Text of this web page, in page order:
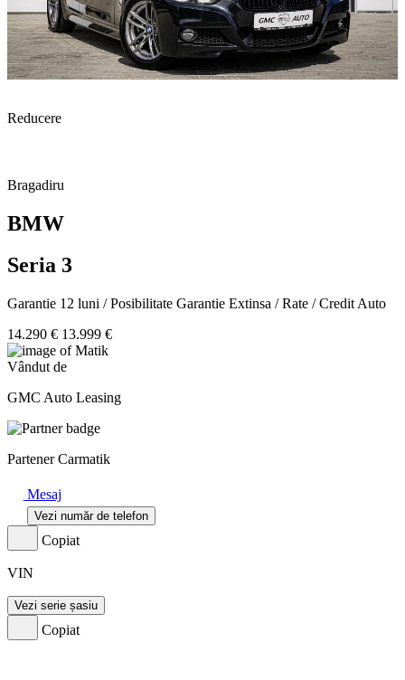
Reducere
Bragadiru
BMW
Seria 3
Garantie 12 luni / Posibilitate Garantie Extinsa / Rate / Credit Auto
14.290 € 13.999 €
Vândut de
GMC Auto Leasing
Partener Carmatik
Mesaj
Vezi număr de telefon
Copiat
VIN
Vezi serie șasiu
Copiat